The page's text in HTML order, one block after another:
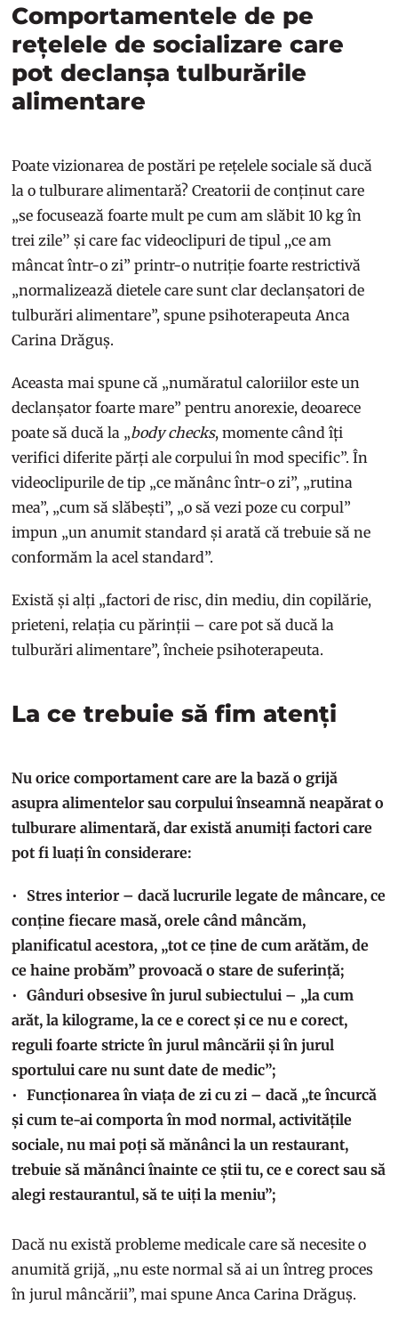
Comportamentele de pe
rețelele de socializare care
pot declanșa tulburările
alimentare
Poate vizionarea de postări pe rețelele sociale să ducă
la o tulburare alimentară? Creatorii de conținut care
„se focusează foarte mult pe cum am slăbit 10 kg în
trei zile’’ și care fac videoclipuri de tipul ,,ce am
mâncat într-o zi” printr-o nutriție foarte restrictivă
„normalizează dietele care sunt clar declanșatori de
tulburări alimentare”, spune psihoterapeuta Anca
Carina Drăguș.
Aceasta mai spune că „număratul caloriilor este un
declanșator foarte mare” pentru anorexie, deoarece
poate să ducă la „body checks, momente când îți
verifici diferite părți ale corpului în mod specific”. În
videoclipurile de tip „ce mănânc într-o zi”, „rutina
mea”, „cum să slăbești”, „o să vezi poze cu corpul”
impun „un anumit standard și arată că trebuie să ne
conformăm la acel standard”.
Există și alți „factori de risc, din mediu, din copilărie,
prieteni, relația cu părinții – care pot să ducă la
tulburări alimentare”, încheie psihoterapeuta.
La ce trebuie să fim atenți
Nu orice comportament care are la bază o grijă
asupra alimentelor sau corpului înseamnă neapărat o
tulburare alimentară, dar există anumiți factori care
pot fi luați în considerare:
Stres interior – dacă lucrurile legate de mâncare, ce
conține fiecare masă, orele când mâncăm,
planificatul acestora, „tot ce ține de cum arătăm, de
ce haine probăm” provoacă o stare de suferință;
Gânduri obsesive în jurul subiectului – „la cum
arăt, la kilograme, la ce e corect și ce nu e corect,
reguli foarte stricte în jurul mâncării și în jurul
sportului care nu sunt date de medic”;
Funcționarea în viața de zi cu zi – dacă „te încurcă
și cum te-ai comporta în mod normal, activitățile
sociale, nu mai poți să mănânci la un restaurant,
trebuie să mănânci înainte ce știi tu, ce e corect sau să
alegi restaurantul, să te uiți la meniu”;
Dacă nu există probleme medicale care să necesite o
anumită grijă, „nu este normal să ai un întreg proces
în jurul mâncării”, mai spune Anca Carina Drăguș.